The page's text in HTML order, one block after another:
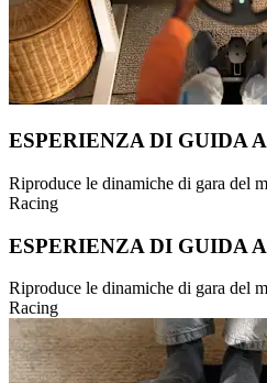
ESPERIENZA DI GUIDA
Riproduce le dinamiche di gara del
Racing
ESPERIENZA DI GUIDA
Riproduce le dinamiche di gara del
Racing